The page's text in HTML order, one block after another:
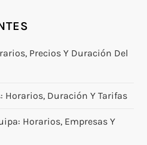
Precios Y Duración Del
Horarios, Duración Y Tarifas
Horarios, Empresas Y